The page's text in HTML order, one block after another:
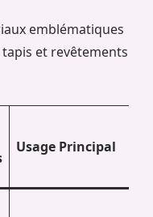
emblématiques
et revêtements
Usage Principal